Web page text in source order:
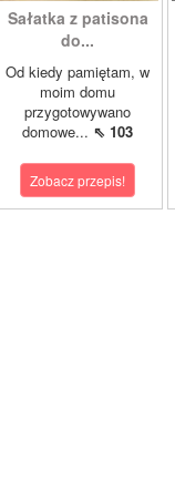
Sałatka z patisona
do...
Od kiedy pamiętam, w
moim domu
przygotowywano
domowe... ⇖ 103
Zobacz przepis!